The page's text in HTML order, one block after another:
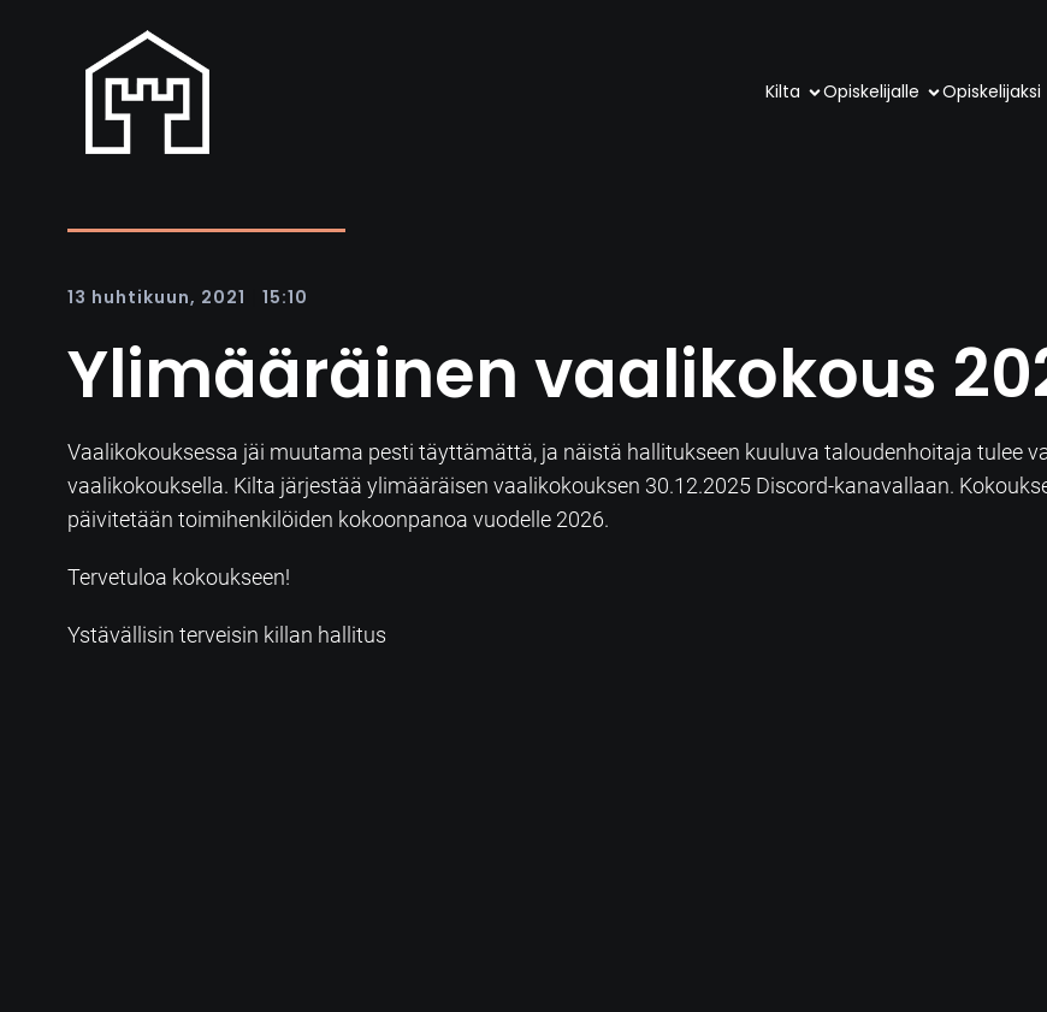
Kilta Opiskelijalle Opiskelijaksi
13 huhtikuun, 2021 15:10
Ylimääräinen vaalikokous
Vaalikokouksessa jäi muutama pesti täyttämättä, ja näistä hallitukseen kuuluva taloudenhoitaja tulee
vaalikokouksella. Kilta järjestää ylimääräisen vaalikokouksen 30.12.2025 Discord-kanavallaan.
päivitetään toimihenkilöiden kokoonpanoa vuodelle 2026.
Tervetuloa kokoukseen!
Ystävällisin terveisin killan hallitus